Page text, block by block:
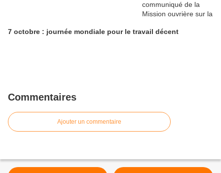
7 octobre : journée mondiale pour le travail décent
Commentaires
Ajouter un commentaire